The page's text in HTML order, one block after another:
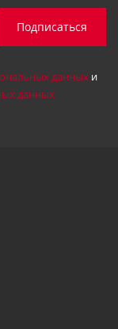
данныхи
данных